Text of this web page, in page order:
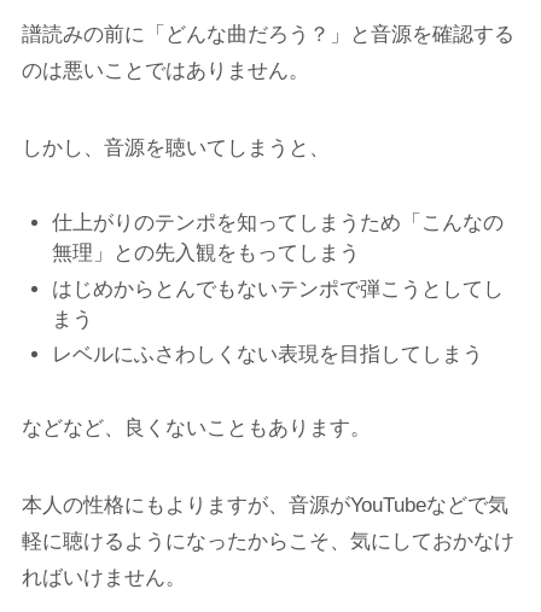
譜読みの前に「どんな曲だろう？」と音源を確認する
のは悪いことではありません。
しかし、音源を聴いてしまうと、
仕上がりのテンポを知ってしまうため「こんなの
無理」との先入観をもってしまう
はじめからとんでもないテンポで弾こうとしてし
まう
レベルにふさわしくない表現を目指してしまう
などなど、良くないこともあります。
本人の性格にもよりますが、音源がYouTubeなどで気
軽に聴けるようになったからこそ、気にしておかなけ
ればいけません。